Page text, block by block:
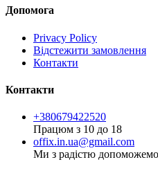
Допомога
Privacy Policy
Відстежити замовлення
Контакти
Контакти
+380679422520
Працюм з 10 до 18
offix.in.ua@gmail.com
Ми з радістю